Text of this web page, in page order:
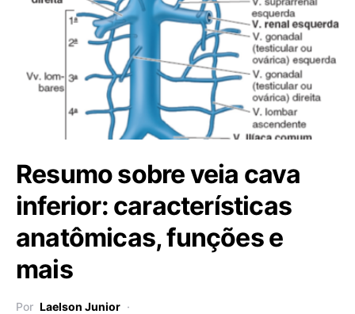
Resumo sobre veia cava
inferior: características
anatômicas, funções e
mais
Por Laelson Junior